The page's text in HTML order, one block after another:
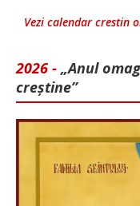
Vezi calendar crestin
2026 - „Anul
creștine”